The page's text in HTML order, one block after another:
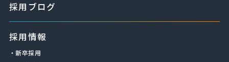
採用ブログ
採用情報
・新卒採用